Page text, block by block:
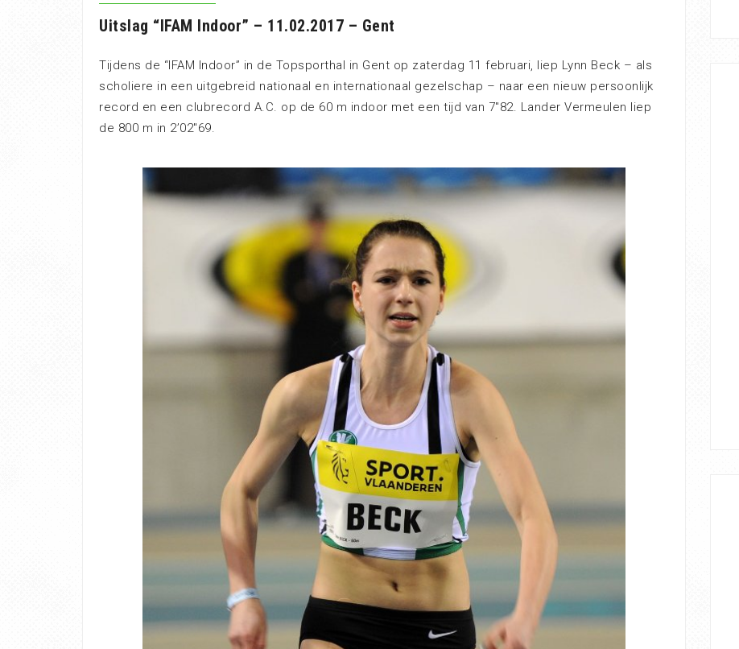
Uitslag “IFAM Indoor” – 11.02.2017 – Gent
Tijdens de “IFAM Indoor” in de Topsporthal in Gent op zaterdag 11 februari, liep Lynn Beck – als
scholiere in een uitgebreid nationaal en internationaal gezelschap – naar een nieuw persoonlijk
record en een clubrecord A.C. op de 60 m indoor met een tijd van 7″82. Lander Vermeulen liep
de 800 m in 2’02″69.